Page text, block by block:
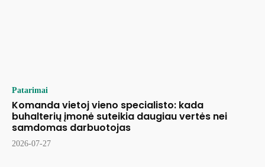
Patarimai
Komanda vietoj vieno specialisto: kada
buhalterių įmonė suteikia daugiau vertės nei
samdomas darbuotojas
2026-07-27